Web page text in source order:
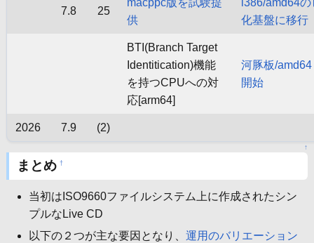
7.8 25
供
化基盤に移行
BTI(Branch Target
Identitication)機能
を持つCPUへの対
応[arm64]
河豚板/
開始
2026 7.9 (2)
↑
まとめ †
当初はISO9660ファイルシステム上に作成されたシン
プルなLive CD
以下の２つが主な要因となり、 運用のバリエーション